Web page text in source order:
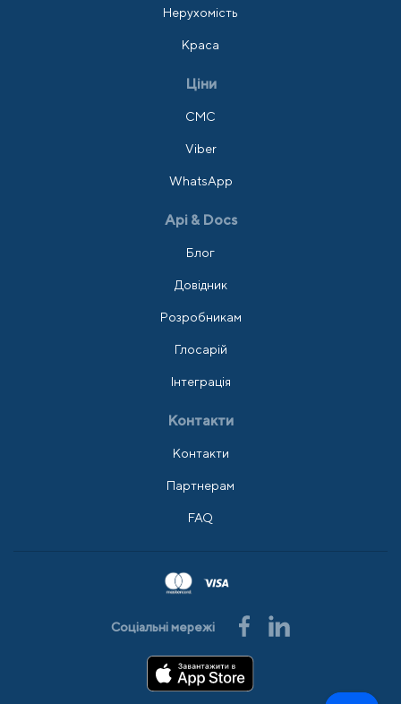
Нерухомість
Краса
Ціни
СМС
Viber
WhatsApp
Api & Docs
Блог
Довідник
Розробникам
Глосарій
Інтеграція
Контакти
Контакти
Партнерам
FAQ
Соціальні мережі